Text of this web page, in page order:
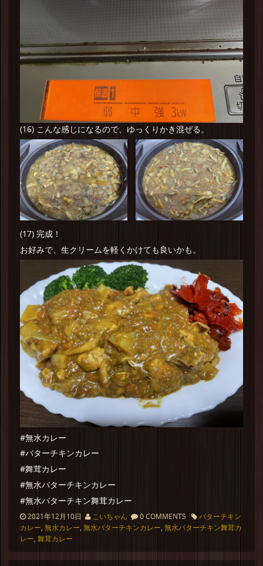
(16) こんな感じになるので、ゆっくりかき混ぜる。
(17) 完成！
お好みで、生クリームを軽くかけても良いかも。
#無水カレー
#バターチキンカレー
#舞茸カレー
#無水バターチキンカレー
#無水バターチキン舞茸カレー
2021年12月10日 こいちゃん 0 COMMENTS
バターチキン
カレー 無水カレー 無水バターチキンカレー 無水バターチキン舞茸カ
レー 舞茸カレー